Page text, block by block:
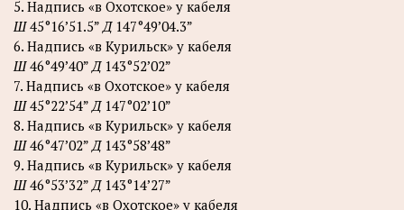
5. Надпись «в Охотское» у кабеля
Ш45°16’51.5”Д147°49’04.3”
6. Надпись «в Курильск» у кабеля
Ш46°49’40”Д143°52’02”
7. Надпись «в Охотское» у кабеля
Ш45°22’54”Д147°02’10”
8. Надпись «в Курильск» у кабеля
Ш46°47’02”Д143°58’48”
9. Надпись «в Курильск» у кабеля
Ш46°53’32”Д143°14’27”
10. Надпись «в Охотское» у кабеля